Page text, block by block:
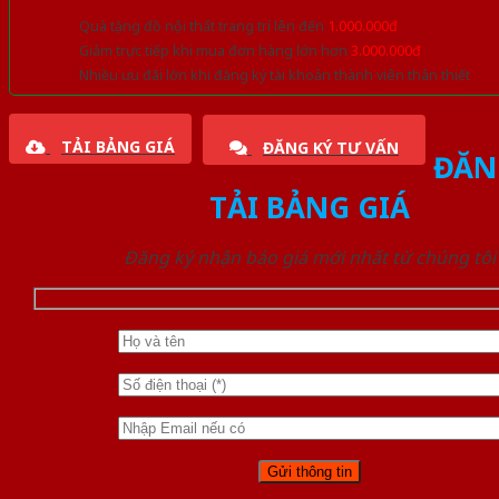
Quà tặng đồ nội thất trang trí lên đến 1.000.000đ
Giảm trực tiếp khi mua đơn hàng lớn hơn 3.000.000đ
Nhiều ưu đãi lớn khi đăng ký tài khoản thành viên thân thiết
TẢI BẢNG GIÁ ĐĂNG KÝ TƯ VẤN
TẢI BẢNG GIÁ
Đăng ký nhận báo giá mới nhất từ chúng tôi